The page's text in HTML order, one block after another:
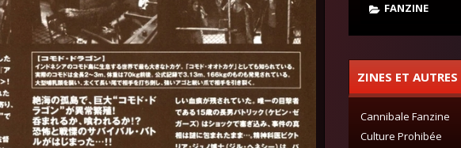
FANZINE
ZINES ET AUTRES
Cannibale Fanzine
Culture Prohibée